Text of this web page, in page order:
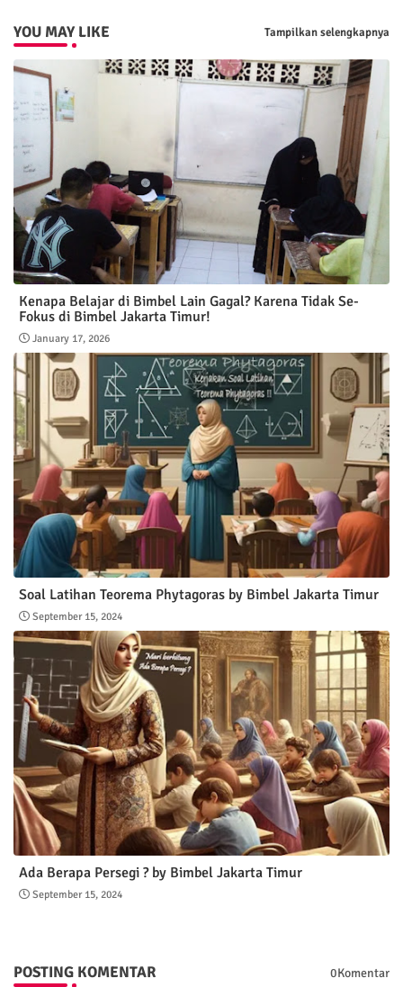
YOU MAY LIKE Tampilkan selengkapnya
Kenapa Belajar di Bimbel Lain Gagal? Karena Tidak Se-
Fokus di Bimbel Jakarta Timur!
January 17, 2026
Soal Latihan Teorema Phytagoras by Bimbel Jakarta Timur
September 15, 2024
Ada Berapa Persegi ? by Bimbel Jakarta Timur
September 15, 2024
POSTING KOMENTAR 0Komentar